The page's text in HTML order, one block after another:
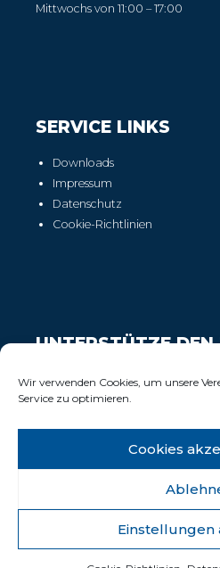
Wir verwenden Cookies, um unsere
Service zu optimieren.
Cookies
Einstellungen
Mittwochs von 11:00 – 17:00
SERVICE LINKS
Downloads
Impressum
Datenschutz
Cookie-Richtlinien
UNTERSTÜTZE
Wir freuen uns über Deinen
© 2025 Tennisclub Blau-